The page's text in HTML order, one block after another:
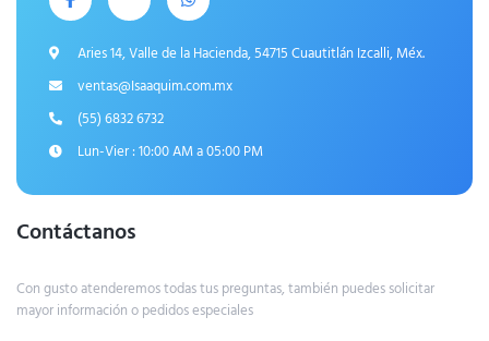
Aries 14, Valle de la Hacienda, 54715 Cuautitlán Izcalli, Méx.
ventas@Isaaquim.com.mx
(55) 6832 6732
Lun-Vier : 10:00 AM a 05:00 PM
Contáctanos
Con gusto atenderemos todas tus preguntas, también puedes solicitar
mayor información o pedidos especiales